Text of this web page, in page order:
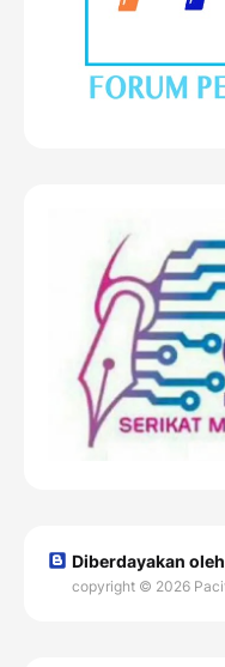
Diberdayakan
copyright © 2026